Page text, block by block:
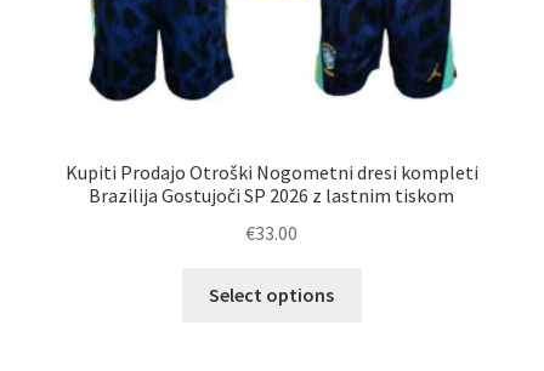
Kupiti Prodajo Otroški Nogometni dresi kompleti
Brazilija Gostujoči SP 2026 z lastnim tiskom
€33.00
Select options